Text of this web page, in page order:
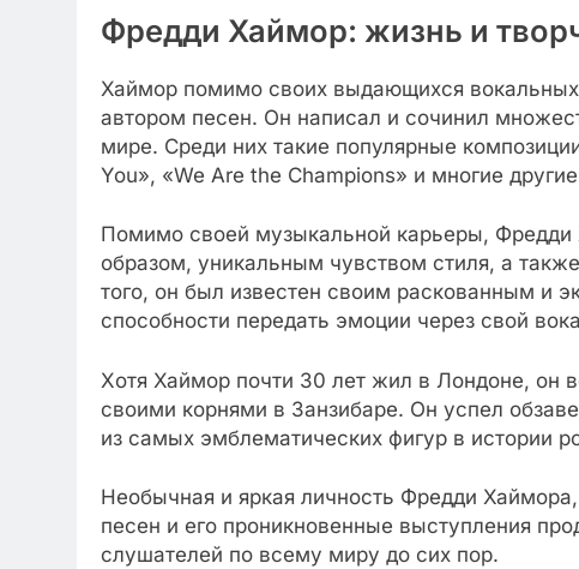
Фредди Хаймор: жизнь и
Хаймор помимо своих выдающихся
автором песен. Он написал и сочинил
мире. Среди них такие популярные
You», «We Are the Champions» и многие
Помимо своей музыкальной карьеры,
образом, уникальным чувством стиля, а
того, он был известен своим раскованным и
способности передать эмоции через свой
Хотя Хаймор почти 30 лет жил в Лондоне, он
своими корнями в Занзибаре. Он успел
из самых эмблематических фигур в истории
Необычная и яркая личность Фредди
песен и его проникновенные выступления
слушателей по всему миру до сих пор.